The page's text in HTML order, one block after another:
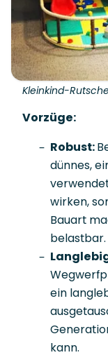
Kleinkind-
Vorzüge:
Robust:
dünnes,
wirken,
Bauart
belastbar.
ein
kann.